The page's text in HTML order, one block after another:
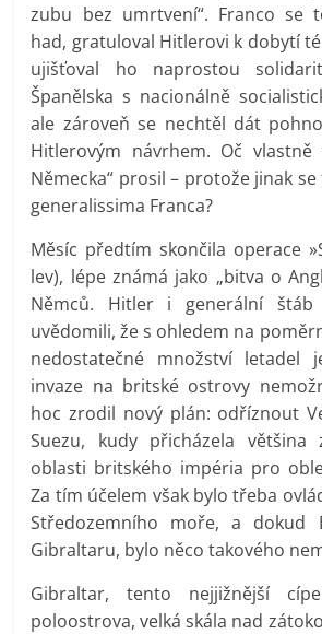
zubu bez umrtvení“. Franco se
had, gratuloval Hitlerovi k dobytí
ujišťoval ho naprostou
Španělska s nacionálně
ale zároveň se nechtěl dát
Hitlerovým návrhem. Oč vlastně
Německa“ prosil – protože jinak
generalissima Franca?
Měsíc předtím skončila operace
lev), lépe známá jako „bitva o
Němců. Hitler i generální štáb
uvědomili, že s ohledem na
nedostatečné množství letadel
invaze na britské ostrovy
hoc zrodil nový plán: odříznout
Suezu, kudy přicházela
oblasti britského impéria pro
Za tím účelem však bylo třeba
Středozemního moře, a dokud
Gibraltaru, bylo něco takového
Gibraltar, tento nejjižnější
poloostrova, velká skála nad